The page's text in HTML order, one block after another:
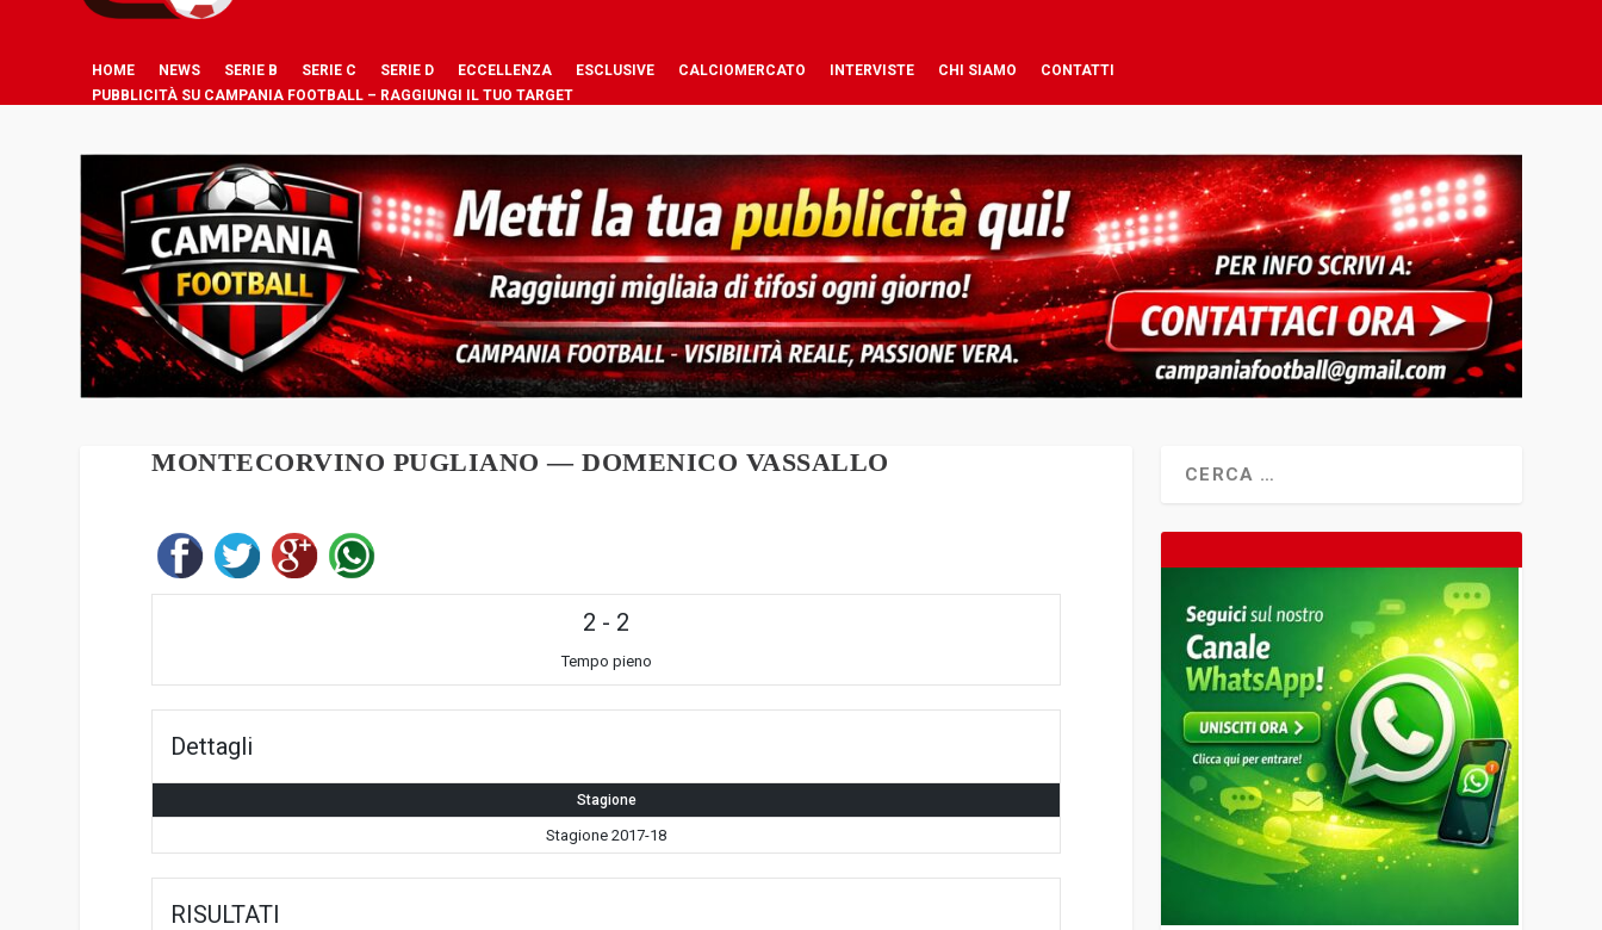
HOME NEWS SERIE B SERIE C SERIE D ECCELLENZA ESCLUSIVE CALCIOMERCATO INTERVISTE CHI SIAMO
CONTATTI
PUBBLICITÀ SU CAMPANIA FOOTBALL – RAGGIUNGI IL TUO TARGET
MONTECORVINO PUGLIANO — DOMENICO VASSALLO
2 - 2
Tempo pieno
Dettagli
Stagione
Stagione 2017-18
RISULTATI